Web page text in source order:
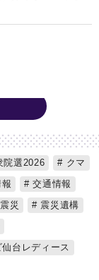
選2026
クマ
交通情報
災
震災遺構
台レディース